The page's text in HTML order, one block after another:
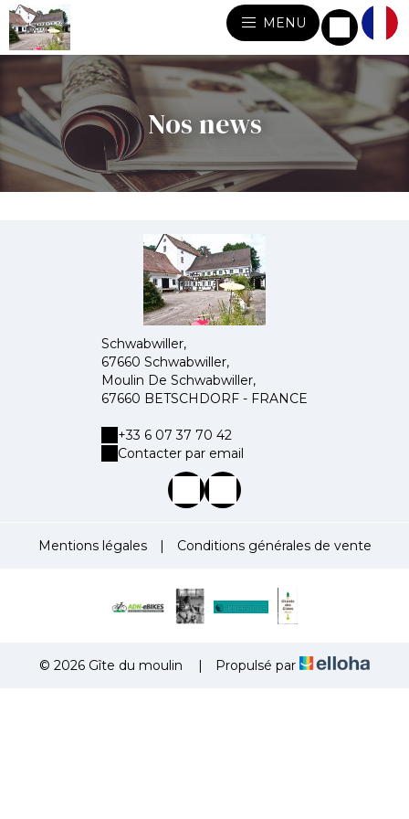
MENU
Nos news
Schwabwiller,
67660 Schwabwiller,
Moulin De Schwabwiller,
67660 BETSCHDORF - FRANCE
+33 6 07 37 70 42
Contacter par email
Mentions légales | Conditions générales de vente
© 2026 Gîte du moulin | Propulsé par